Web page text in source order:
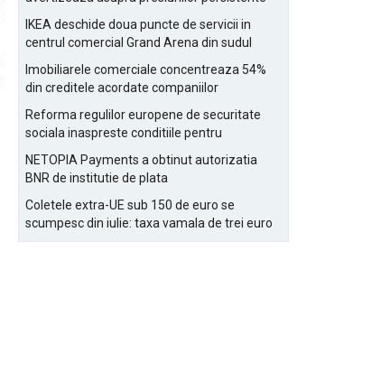
IKEA deschide doua puncte de servicii in
centrul comercial Grand Arena din sudul
Imobiliarele comerciale concentreaza 54%
din creditele acordate companiilor
Reforma regulilor europene de securitate
sociala inaspreste conditiile pentru
NETOPIA Payments a obtinut autorizatia
BNR de institutie de plata
Coletele extra-UE sub 150 de euro se
scumpesc din iulie: taxa vamala de trei euro
pe articol, adaugata la taxa logistica